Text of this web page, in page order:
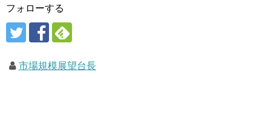
フォローする
市場規模展望台長